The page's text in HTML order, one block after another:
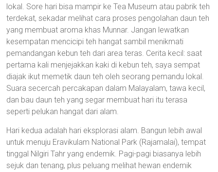
lokal. Sore hari bisa mampir ke Tea Museum atau pabrik teh
terdekat, sekadar melihat cara proses pengolahan daun teh
yang membuat aroma khas Munnar. Jangan lewatkan
kesempatan mencicipi teh hangat sambil menikmati
pemandangan kebun teh dari area teras. Cerita kecil: saat
pertama kali menjejakkan kaki di kebun teh, saya sempat
diajak ikut memetik daun teh oleh seorang pemandu lokal.
Suara secercah percakapan dalam Malayalam, tawa kecil,
dan bau daun teh yang segar membuat hari itu terasa
seperti pelukan hangat dari alam.
Hari kedua adalah hari eksplorasi alam. Bangun lebih awal
untuk menuju Eravikulam National Park (Rajamalai), tempat
tinggal Nilgiri Tahr yang endemik. Pagi-pagi biasanya lebih
sejuk dan tenang, plus peluang melihat hewan endemik